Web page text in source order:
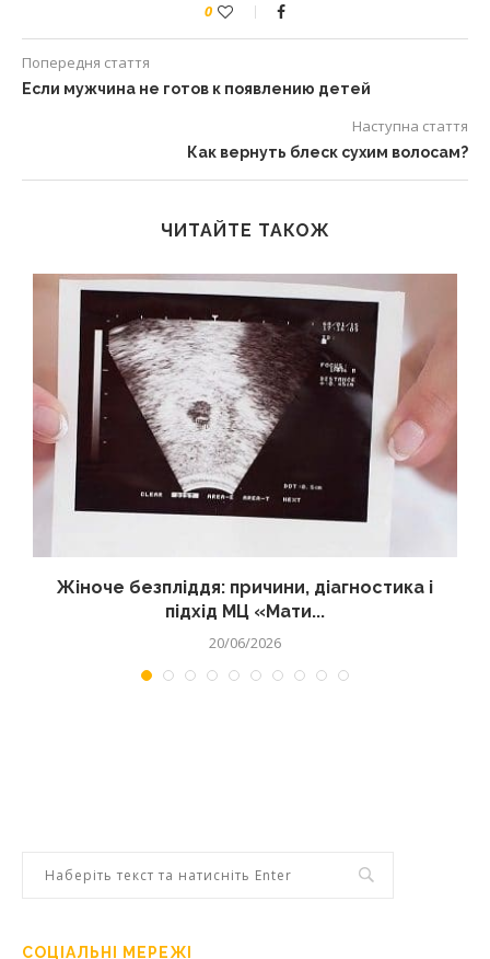
0
Попередня стаття
Если мужчина не готов к появлению детей
Наступна стаття
Как вернуть блеск сухим волосам?
ЧИТАЙТЕ ТАКОЖ
Жіноче безпліддя: причини, діагностика і
підхід МЦ «Мати...
20/06/2026
СОЦІАЛЬНІ МЕРЕЖІ